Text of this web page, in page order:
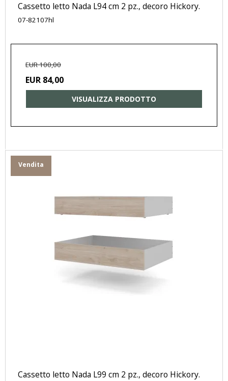
Cassetto letto Nada L94 cm 2 pz., decoro Hickory.
07-82107hl
EUR 100,00
EUR 84,00
VISUALIZZA PRODOTTO
Vendita
Cassetto letto Nada L99 cm 2 pz., decoro Hickory.